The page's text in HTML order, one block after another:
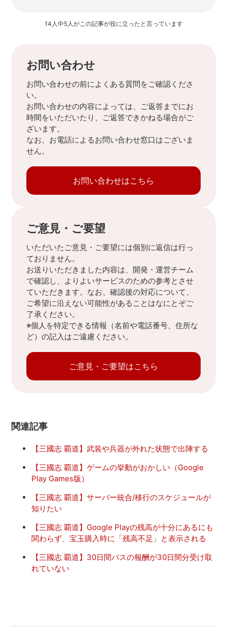
14人中5人がこの記事が役に立ったと言っています
お問い合わせ
お問い合わせの前によくある質問をご確認くださ
い。
お問い合わせの内容によっては、ご返答までにお
時間をいただいたり、ご返答できかねる場合がご
ざいます。
なお、お電話によるお問い合わせ窓口はございま
せん。
お問い合わせはこちら
ご意見・ご要望
いただいたご意見・ご要望には個別に返信は行っ
ておりません。
お送りいただきました内容は、開発・運営チーム
で確認し、よりよいサービスのための参考とさせ
ていただきます。なお、確認後の対応について、
ご希望に沿えない可能性があることはなにとぞご
了承ください。
※個人を特定できる情報（名前や電話番号、住所な
ど）の記入はご遠慮ください。
ご意見・ご要望はこちら
関連記事
【三國志 覇道】武装や兵器が外れた状態で出陣する
【三國志 覇道】ゲームの挙動がおかしい（Google
Play Games版）
【三國志 覇道】サーバー統合/移行のスケジュールが
知りたい
【三國志 覇道】Google Playの残高が十分にあるにも
関わらず、宝玉購入時に「残高不足」と表示される
【三國志 覇道】30日間パスの報酬が30日間分受け取
れていない